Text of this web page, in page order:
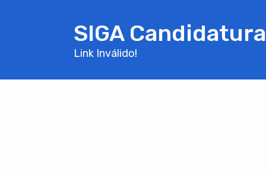
SIGA
Link Inválido!